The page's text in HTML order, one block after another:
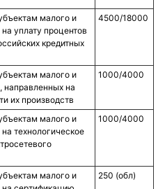
малого и
уплату процентов
кредитных
4500/18000
малого и
направленных на
их производств
1000/4000
малого и
технологическое
1000/4000
малого и
250 (обл)